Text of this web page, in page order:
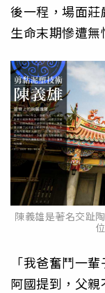
後一程，場面
生命末期慘遭無
陳義雄是著名交趾
「我爸奮鬥一
阿國提到，父